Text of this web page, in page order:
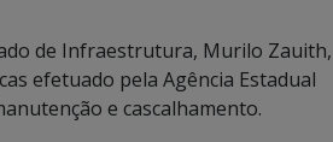
de Infraestrutura, Murilo Zauith,
efetuado pela Agência Estadual
e cascalhamento.